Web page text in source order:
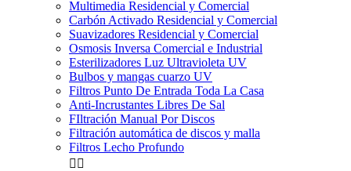
Multimedia Residencial y Comercial
Carbón Activado Residencial y Comercial
Suavizadores Residencial y Comercial
Osmosis Inversa Comercial e Industrial
Esterilizadores Luz Ultravioleta UV
Bulbos y mangas cuarzo UV
Filtros Punto De Entrada Toda La Casa
Anti-Incrustantes Libres De Sal
FIltración Manual Por Discos
Filtración automática de discos y malla
Filtros Lecho Profundo
 